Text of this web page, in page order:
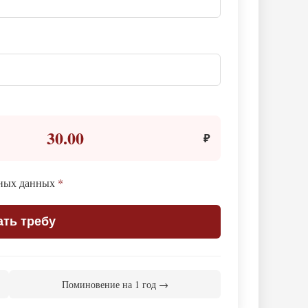
30.00 ₽
данных *
требу
Поминовение на 1 год →